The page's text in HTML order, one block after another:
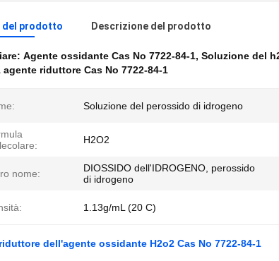
del prodotto Descrizione del prodotto
Agente ossidante Cas No 7722-84-1, Soluzione del
agente riduttore Cas No 7722-84-1
Soluzione del perossido di idrogeno
H2O2
nome:
DIOSSIDO dell'IDROGENO, perossido
di idrogeno
1.13g/mL (20 C)
dell'agente ossidante H2o2 Cas No 7722-84-1